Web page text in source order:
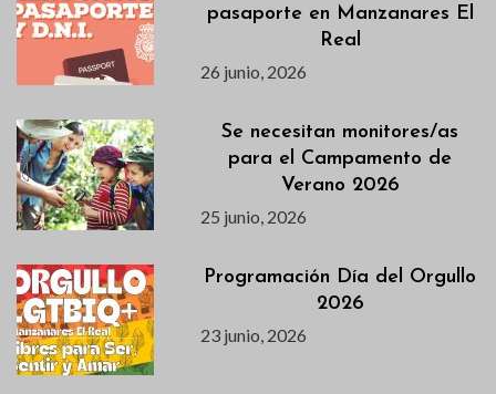
pasaporte en Manzanares El
Real
26 junio, 2026
Se necesitan monitores/as
para el Campamento de
Verano 2026
25 junio, 2026
Programación Día del Orgullo
2026
23 junio, 2026